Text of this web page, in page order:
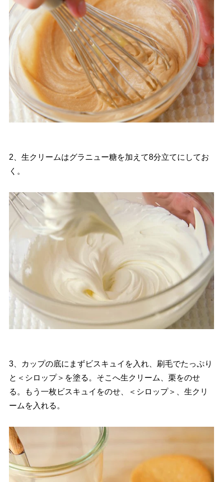
2、生クリームはグラニュー糖を加えて8分立てにしてお
く。
3、カップの底にまずビスキュイを入れ、刷毛でたっぷり
と＜シロップ＞を塗る。そこへ生クリーム、栗をのせ
る。もう一枚ビスキュイをのせ、＜シロップ＞、生クリ
ームを入れる。